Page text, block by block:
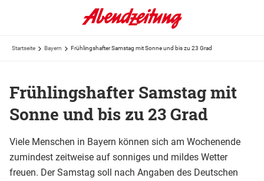
Startseite Bayern Frühlingshafter Samstag mit Sonne und bis zu 23 Grad
Frühlingshafter Samstag mit
Sonne und bis zu 23 Grad
Viele Menschen in Bayern können sich am Wochenende
zumindest zeitweise auf sonniges und mildes Wetter
freuen. Der Samstag soll nach Angaben des Deutschen